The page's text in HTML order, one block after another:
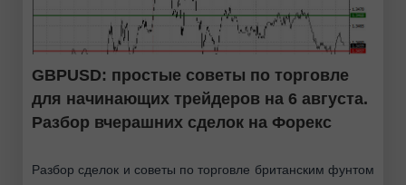
GBPUSD: простые советы по торговле
для начинающих трейдеров на 6 августа.
Разбор вчерашних сделок на Форекс
Разбор сделок и советы по торговле британским фунтом